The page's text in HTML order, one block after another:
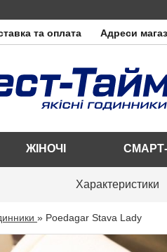
та оплата Адреси
ЖІНОЧІ
Характеристики
» Poedagar Stava Lady